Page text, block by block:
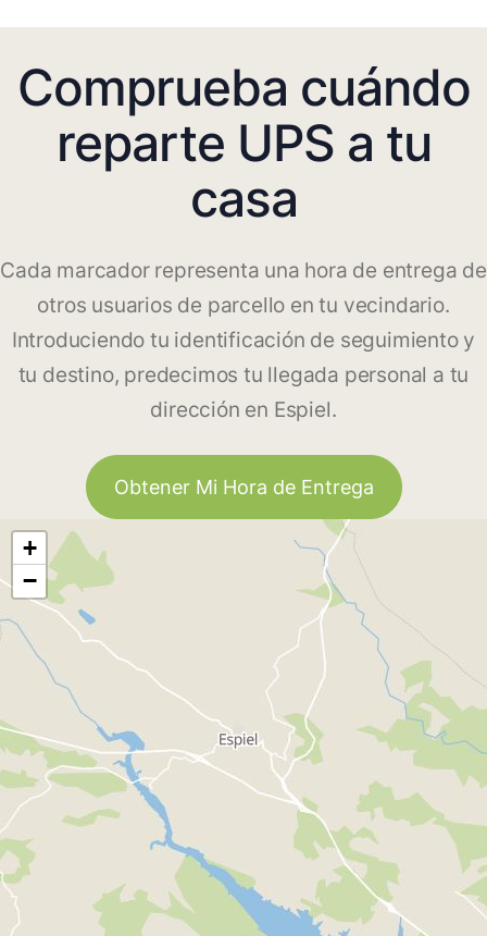
Comprueba cuándo
reparte UPS a tu
casa
Cada marcador representa una hora de entrega de
otros usuarios de parcello en tu vecindario.
Introduciendo tu identificación de seguimiento y
tu destino, predecimos tu llegada personal a tu
dirección en Espiel.
Obtener Mi Hora de Entrega
+
−